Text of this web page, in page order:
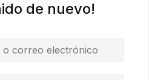
de nuevo!